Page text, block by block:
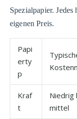
Spezialpapier.
eigenen Preis.
Papi
erty
p
Kraf
t
Niedrig
mittel